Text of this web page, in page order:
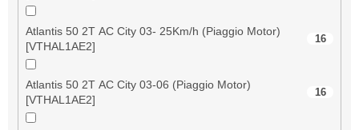
Atlantis 50 2T AC City 03- 25Km/h (Piaggio Motor)
[VTHAL1AE2]
16
Atlantis 50 2T AC City 03-06 (Piaggio Motor)
[VTHAL1AE2]
16